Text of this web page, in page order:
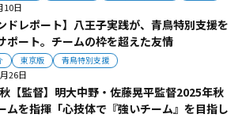
10日
ドレポート】八王子実践が、青鳥特別支援を
ポート。チームの枠を超えた友情
東京版 青鳥特別支援
26日
【監督】明大中野・佐藤晃平監督2025年秋
ムを指揮「心技体で『強いチーム』を目指し